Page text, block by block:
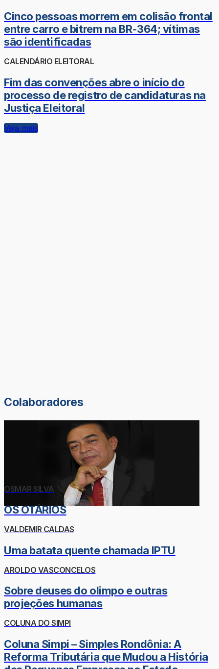
Cinco pessoas morrem em colisão frontal
entre carro e bitrem na BR-364; vítimas
são identificadas
CALENDÁRIO ELEITORAL
Fim das convenções abre o início do
processo de registro de candidaturas na
Justiça Eleitoral
Veja mais
Colaboradores
OSMAR SILVA
OS OTÁRIOS
VALDEMIR CALDAS
Uma batata quente chamada IPTU
AROLDO VASCONCELOS
Sobre deuses do olimpo e outras
projeções humanas
COLUNA DO SIMPI
Coluna Simpi – Simples Rondônia: A
Reforma Tributária que Mudou a História